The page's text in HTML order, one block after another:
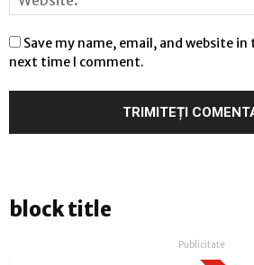
Save my name, email, and website
next time I comment.
block title
Publicitate